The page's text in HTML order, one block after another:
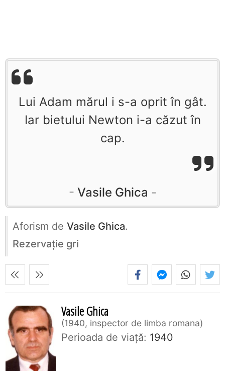
Lui Adam mărul i s-a oprit în gât.
Iar bietului Newton i-a căzut în
cap.
Vasile Ghica
Aforism de Vasile Ghica.
Rezervaţie gri
Vasile Ghica
1940, inspector de limba romana
Perioada de viaţă: 1940